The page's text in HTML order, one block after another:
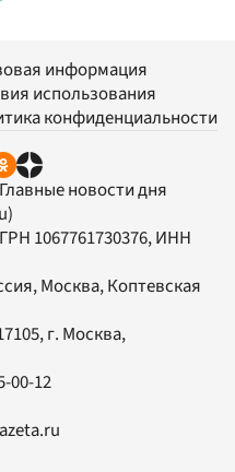
информация
использования
конфиденциальности
новости дня
1067761730376, ИНН
Москва, Коптевская
, г. Москва,
00-12